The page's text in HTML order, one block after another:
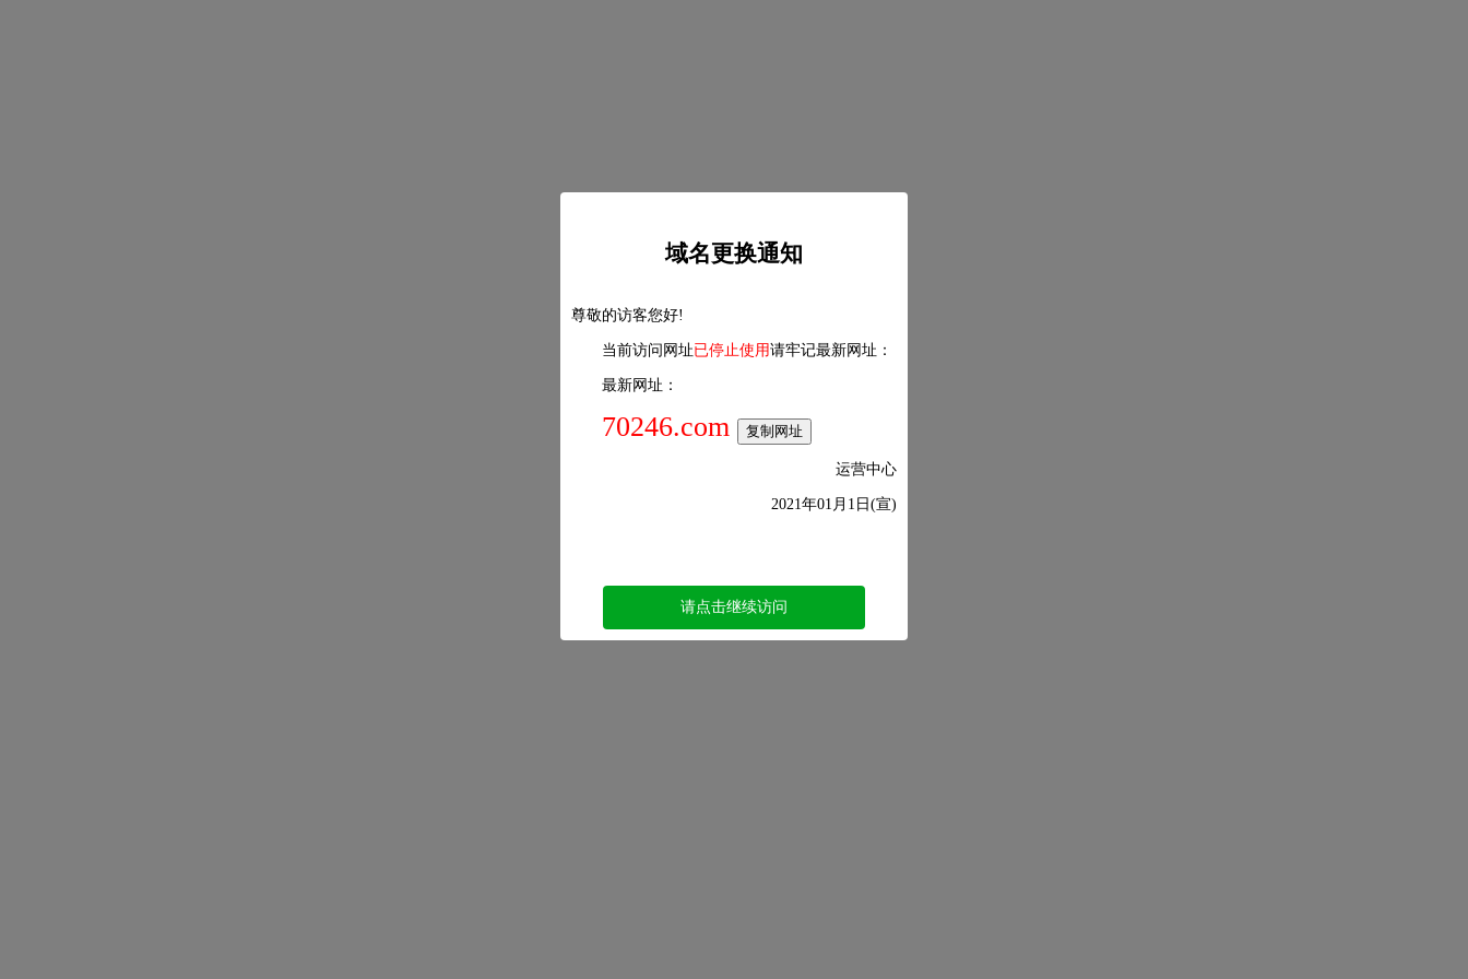
域名更换通知
尊敬的访客您好!
当前访问网址已停止使用请牢记最新网址：
最新网址：
70246.com 复制网址
运营中心
2021年01月1日(宣)
请点击继续访问